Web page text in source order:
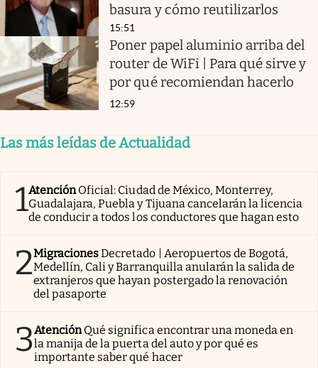
basura y cómo reutilizarlos
15:51
Poner papel aluminio arriba del
router de WiFi | Para qué sirve y
por qué recomiendan hacerlo
12:59
Las más leídas de Actualidad
1AtenciónOficial: Ciudad de México, Monterrey,
Guadalajara, Puebla y Tijuana cancelarán la licencia
de conducir a todos los conductores que hagan esto
2MigracionesDecretado | Aeropuertos de Bogotá,
Medellín, Cali y Barranquilla anularán la salida de
extranjeros que hayan postergado la renovación
del pasaporte
3AtenciónQué significa encontrar una moneda en
la manija de la puerta del auto y por qué es
importante saber qué hacer